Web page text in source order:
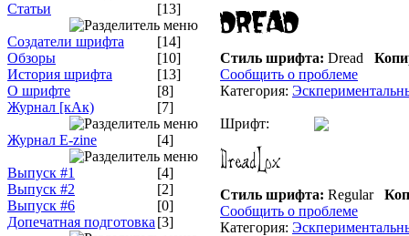
Статьи [13]
Создатели шрифта
[14]
Обзоры
[10]
История шрифта
[13]
О шрифте
[8]
Журнал [кАк)
[7]
Журнал E-zine [4]
Выпуск #1
[4]
Выпуск #2
[2]
Выпуск #6
[0]
Допечатная подготовка [3]
Стиль шрифта: Dread
Сообщить о проблеме
Категория:
Шрифт:
Стиль шрифта: Regular
Сообщить о проблеме
Категория: